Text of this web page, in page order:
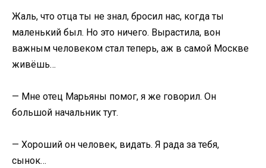
Жаль, что отца ты не знал, бросил нас, когда ты
маленький был. Но это ничего. Вырастила, вон
важным человеком стал теперь, аж в самой Москве
живёшь…
— Мне отец Марьяны помог, я же говорил. Он
большой начальник тут.
— Хороший он человек, видать. Я рада за тебя,
сынок…